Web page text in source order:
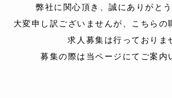
弊社に関心頂き、誠にありがと
大変申し訳ございませんが、 こちらの
求人募集は行っておりま
募集の際は当ページにて ご案内